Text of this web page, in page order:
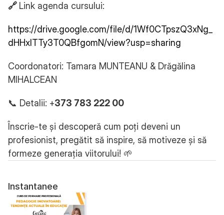
🔗 Link agenda cursului:
https://drive.google.com/file/d/1Wf0CTpszQ3xNg_
dHHxITTy3T0QBfgomN/view?usp=sharing
Coordonatori: Tamara MUNTEANU & Drăgălina
MIHALCEAN
📞 Detalii: +373 783 222 00
Înscrie-te și descoperă cum poți deveni un
profesionist, pregătit să inspire, să motiveze și să
formeze generația viitorului! 🌱
Instantanee